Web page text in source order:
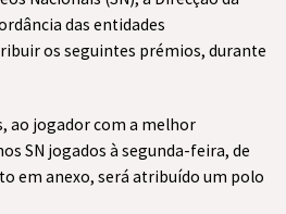
das entidades
os seguintes prémios, durante
ao jogador com a melhor
SN jogados à segunda-feira, de
em anexo, será atribuído um polo